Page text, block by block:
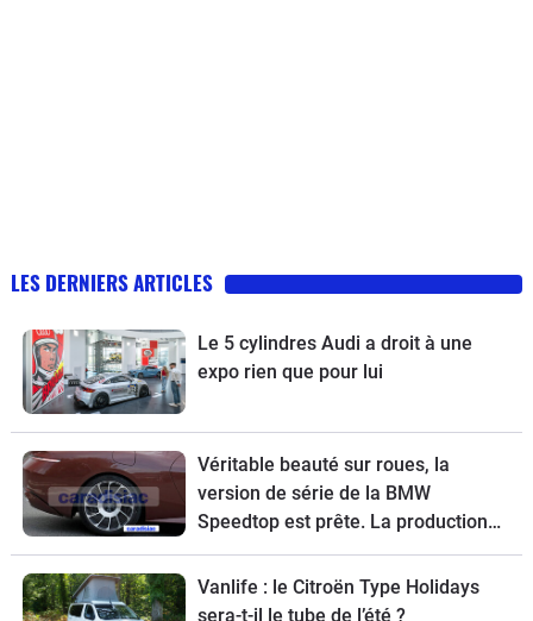
LES DERNIERS ARTICLES
Le 5 cylindres Audi a droit à une
expo rien que pour lui
Véritable beauté sur roues, la
version de série de la BMW
Speedtop est prête. La production
de ce break de chasse sera limitée à
70 exemplaires.
Vanlife : le Citroën Type Holidays
sera-t-il le tube de l’été ?